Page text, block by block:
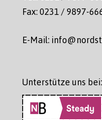
Fax: 0231 / 9897-
E-Mail:
Unterstütze uns bei: